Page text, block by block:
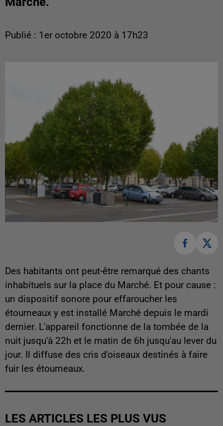
Publié : 1er octobre 2020 à 17h23
Des habitants ont peut-être remarqué des chants
inhabituels sur la place du Marché. Et pour cause :
un dispositif sonore pour effaroucher les
étourneaux y est installé Marché depuis le mardi
dernier. L'appareil fonctionne de la tombée de la
nuit jusqu'à 22h et le matin de 6h jusqu'au lever du
jour. Il diffuse des cris d'oiseaux destinés à faire
fuir les étourneaux.
LES ARTICLES LES PLUS VUS